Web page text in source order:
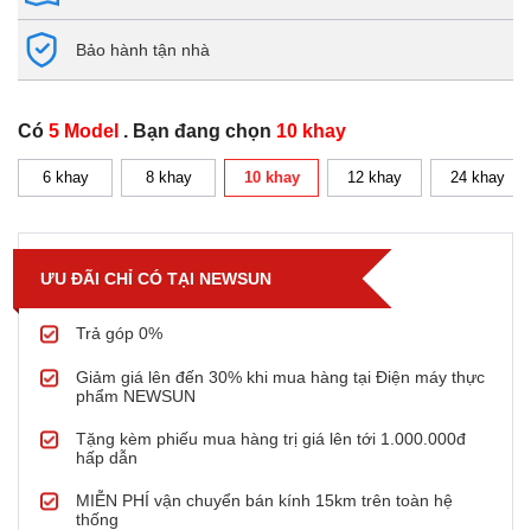
Bảo hành tận nhà
Có 5 Model . Bạn đang chọn 10 khay
6 khay 8 khay 10 khay 12 khay 24 khay
ƯU ĐÃI CHỈ CÓ TẠI NEWSUN
Trả góp 0%
Giảm giá lên đến 30% khi mua hàng tại Điện máy thực
phẩm NEWSUN
Tặng kèm phiếu mua hàng trị giá lên tới 1.000.000đ
hấp dẫn
MIỄN PHÍ vận chuyển bán kính 15km trên toàn hệ
thống